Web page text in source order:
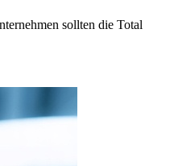
sollten die Total